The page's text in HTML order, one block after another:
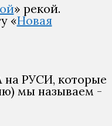
» рекой.
«Новая
РУСИ, которые
мы называем -